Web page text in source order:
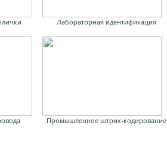
Лабораторная идентификация
Промышленное штрих-кодирование